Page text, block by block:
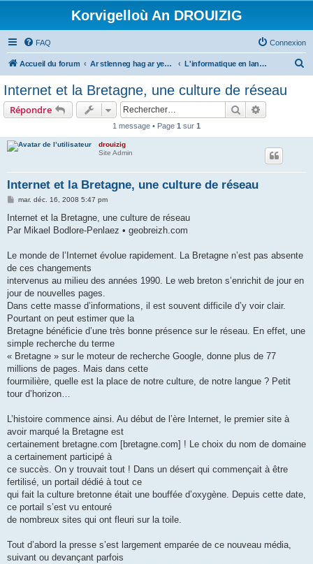
Korvigelloù An DROUIZIG
FAQ Connexion
Accueil du forum Ar stlenneg hag ar yezhoù bihan er bed a-bezh L'informatique en langues régionales et minoritaires
Internet et la Bretagne, une culture de réseau
Répondre Rechercher
1 message • Page 1 sur 1
drouizig
Site Admin
Internet et la Bretagne, une culture de réseau
M
s
a
mar. déc. 16, 2008 5:47 pm
Internet et la Bretagne, une culture de réseau
Par Mikael Bodlore-Penlaez • geobreizh.com
Le monde de l’Internet évolue rapidement. La Bretagne n’est pas absente
de ces changements
intervenus au milieu des années 1990. Le web breton s’enrichit de jour en
jour de nouvelles pages.
Dans cette masse d’informations, il est souvent difficile d’y voir clair.
Pourtant on peut estimer que la
Bretagne bénéficie d’une très bonne présence sur le réseau. En effet, une
simple recherche du terme
« Bretagne » sur le moteur de recherche Google, donne plus de 77
millions de pages. Mais dans cette
fourmilière, quelle est la place de notre culture, de notre langue ? Petit
tour d’horizon…
L’histoire commence ainsi. Au début de l’ère Internet, le premier site à
avoir marqué la Bretagne est
certainement bretagne.com [bretagne.com] ! Le choix du nom de domaine
a certainement participé à
ce succès. On y trouvait tout ! Dans un désert qui commençait à être
fertilisé, un portail dédié à tout ce
qui fait la culture bretonne était une bouffée d’oxygène. Depuis cette date,
ce portail s’est vu entouré
de nombreux sites qui ont fleuri sur la toile.
Tout d’abord la presse s’est largement emparée de ce nouveau média,
suivant ou devançant parfois